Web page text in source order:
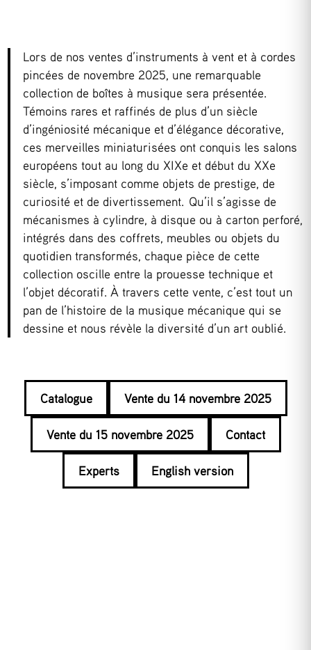
Lors de nos ventes d’instruments à vent et à cordes
pincées de novembre 2025, une remarquable
collection de boîtes à musique sera présentée.
Témoins rares et raffinés de plus d’un siècle
d’ingéniosité mécanique et d’élégance décorative,
ces merveilles miniaturisées ont conquis les salons
européens tout au long du XIXe et début du XXe
siècle, s’imposant comme objets de prestige, de
curiosité et de divertissement. Qu’il s’agisse de
mécanismes à cylindre, à disque ou à carton perforé,
intégrés dans des coffrets, meubles ou objets du
quotidien transformés, chaque pièce de cette
collection oscille entre la prouesse technique et
l’objet décoratif. À travers cette vente, c’est tout un
pan de l’histoire de la musique mécanique qui se
dessine et nous révèle la diversité d’un art oublié.
Catalogue Vente du 14 novembre 2025
Vente du 15 novembre 2025 Contact
Experts English version